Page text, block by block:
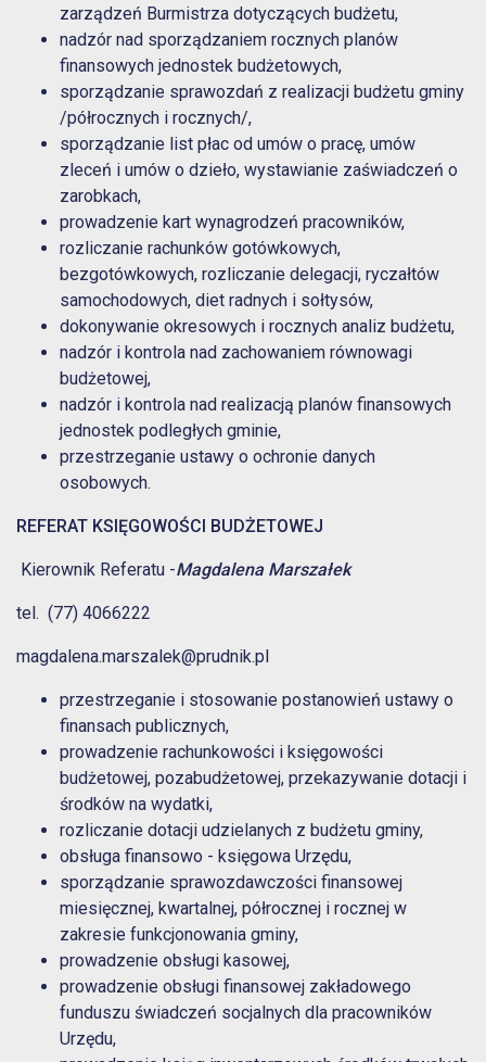
zarządzeń Burmistrza dotyczących budżetu,
nadzór nad sporządzaniem rocznych planów
finansowych jednostek budżetowych,
sporządzanie sprawozdań z realizacji budżetu gminy
/półrocznych i rocznych/,
sporządzanie list płac od umów o pracę, umów
zleceń i umów o dzieło, wystawianie zaświadczeń o
zarobkach,
prowadzenie kart wynagrodzeń pracowników,
rozliczanie rachunków gotówkowych,
bezgotówkowych, rozliczanie delegacji, ryczałtów
samochodowych, diet radnych i sołtysów,
dokonywanie okresowych i rocznych analiz budżetu,
nadzór i kontrola nad zachowaniem równowagi
budżetowej,
nadzór i kontrola nad realizacją planów finansowych
jednostek podległych gminie,
przestrzeganie ustawy o ochronie danych
osobowych.
REFERAT KSIĘGOWOŚCI BUDŻETOWEJ
Kierownik Referatu -Magdalena Marszałek
tel. (77) 4066222
magdalena.marszalek@prudnik.pl
przestrzeganie i stosowanie postanowień ustawy o
finansach publicznych,
prowadzenie rachunkowości i księgowości
budżetowej, pozabudżetowej, przekazywanie dotacji i
środków na wydatki,
rozliczanie dotacji udzielanych z budżetu gminy,
obsługa finansowo - księgowa Urzędu,
sporządzanie sprawozdawczości finansowej
miesięcznej, kwartalnej, półrocznej i rocznej w
zakresie funkcjonowania gminy,
prowadzenie obsługi kasowej,
prowadzenie obsługi finansowej zakładowego
funduszu świadczeń socjalnych dla pracowników
Urzędu,